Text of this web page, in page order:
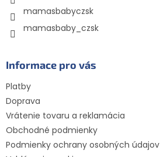
mamasbabyczsk
mamasbaby_czsk
Informace pro vás
Platby
Doprava
Vrátenie tovaru a reklamácia
Obchodné podmienky
Podmienky ochrany osobných údajov